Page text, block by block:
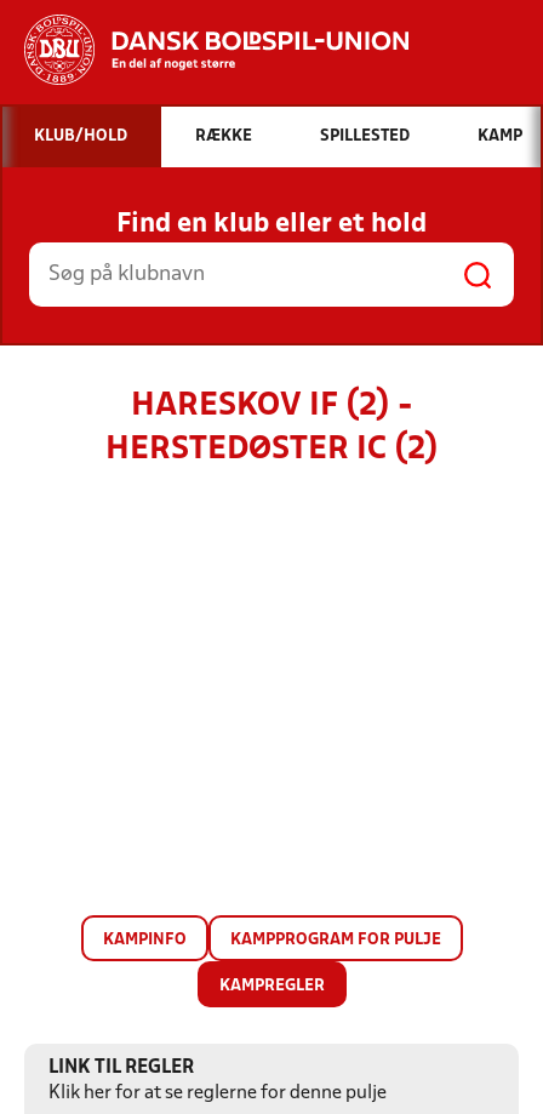
Hvad vil du søge efter?
INDHOLD OG NYHEDER
STILLINGER, RESULTATER, KLUBBER OG
HOLD
KLUB/HOLD RÆKKE SPILLESTED KAMP
Find en klub eller et hold
HARESKOV IF (2) -
HERSTEDØSTER IC (2)
KAMPINFO KAMPPROGRAM FOR PULJE
KAMPREGLER
LINK TIL REGLER
Klik her for at se reglerne for denne pulje